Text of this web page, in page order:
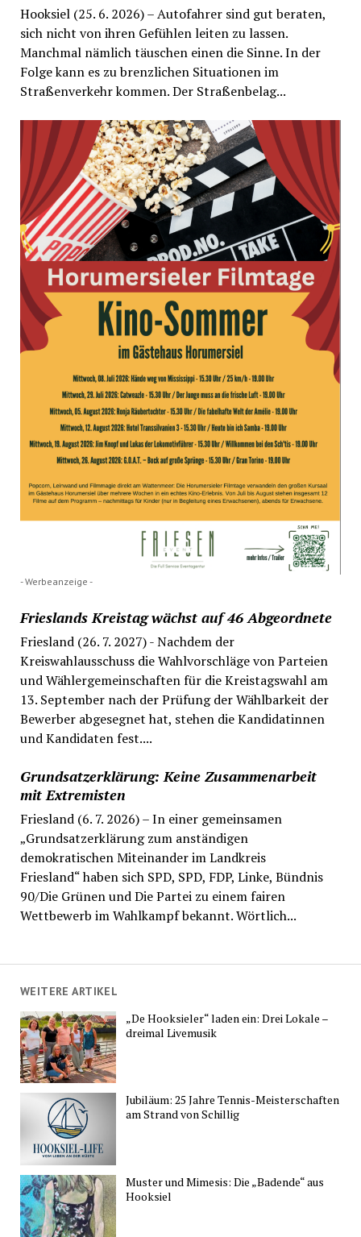
Hooksiel (25. 6. 2026) – Autofahrer sind gut beraten,
sich nicht von ihren Gefühlen leiten zu lassen.
Manchmal nämlich täuschen einen die Sinne. In der
Folge kann es zu brenzlichen Situationen im
Straßenverkehr kommen. Der Straßenbelag...
- Werbeanzeige -
Frieslands Kreistag wächst auf 46 Abgeordnete
Friesland (26. 7. 2027) - Nachdem der
Kreiswahlausschuss die Wahlvorschläge von Parteien
und Wählergemeinschaften für die Kreistagswahl am
13. September nach der Prüfung der Wählbarkeit der
Bewerber abgesegnet hat, stehen die Kandidatinnen
und Kandidaten fest....
Grundsatzerklärung: Keine Zusammenarbeit
mit Extremisten
Friesland (6. 7. 2026) – In einer gemeinsamen
„Grundsatzerklärung zum anständigen
demokratischen Miteinander im Landkreis
Friesland“ haben sich SPD, SPD, FDP, Linke, Bündnis
90/Die Grünen und Die Partei zu einem fairen
Wettbewerb im Wahlkampf bekannt. Wörtlich...
WEITERE ARTIKEL
„De Hooksieler“ laden ein: Drei Lokale –
dreimal Livemusik
Jubiläum: 25 Jahre Tennis-Meisterschaften
am Strand von Schillig
Muster und Mimesis: Die „Badende“ aus
Hooksiel